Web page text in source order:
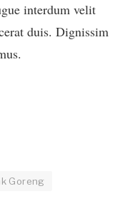
interdum velit
duis. Dignissim
Goreng